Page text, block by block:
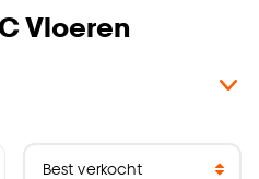
Vloeren